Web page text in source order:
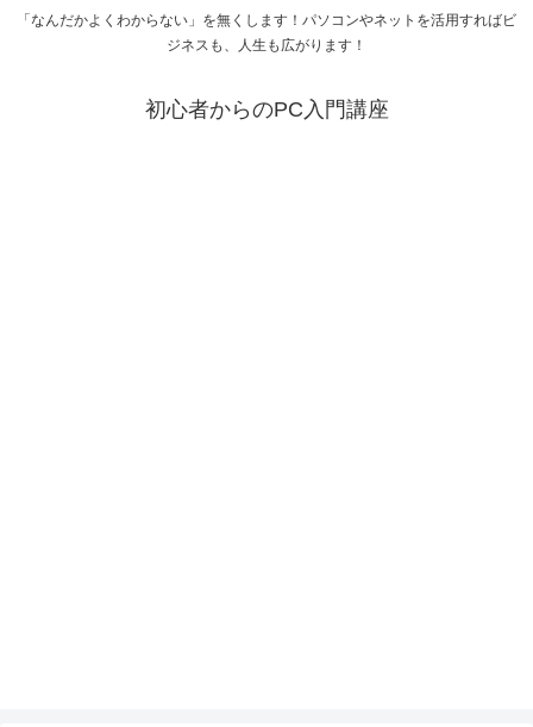
「なんだかよくわからない」を無くします！パソコンやネットを活用すればビ
ジネスも、人生も広がります！
初心者からのPC入門講座